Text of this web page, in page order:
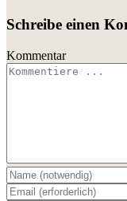
Schreibe einen
Kommentar